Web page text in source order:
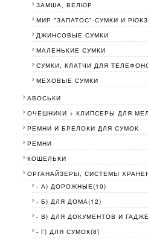
ЗАМША, ВЕЛЮР
МИР "ЗАПАТОС"-СУМКИ И
ДЖИНСОВЫЕ СУМКИ
МАЛЕНЬКИЕ СУМКИ
СУМКИ, КЛАТЧИ ДЛЯ
МЕХОВЫЕ СУМКИ
АВОСЬКИ
ОЧЕШНИКИ + КЛИПСЕРЫ ДЛЯ
РЕМНИ И БРЕЛОКИ ДЛЯ СУМОК
РЕМНИ
КОШЕЛЬКИ
ОРГАНАЙЗЕРЫ, СИСТЕМЫ
- А) ДОРОЖНЫЕ(10)
- Б) ДЛЯ ДОМА(12)
- В) ДЛЯ ДОКУМЕНТОВ И
- Г) ДЛЯ СУМОК(8)